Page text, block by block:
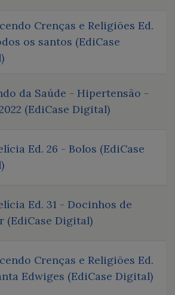
Crenças e Religiões Ed.
os santos (EdiCase
da Saúde - Hipertensão -
(EdiCase Digital)
Ed. 26 - Bolos (EdiCase
Ed. 31 - Docinhos de
(EdiCase Digital)
Crenças e Religiões Ed.
Edwiges (EdiCase Digital)